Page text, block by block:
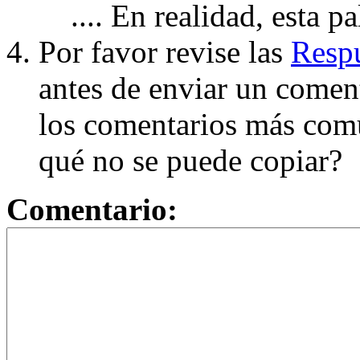
.... En realidad, esta
Por favor revise las
antes de enviar un
los comentarios más
qué no se puede copiar?
Comentario: